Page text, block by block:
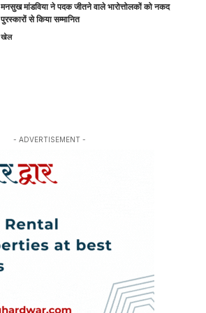
मनसुख मांडविया ने पदक जीतने वाले भारोत्तोलकों को नकद
पुरस्कारों से किया सम्मानित
खेल
- ADVERTISEMENT -